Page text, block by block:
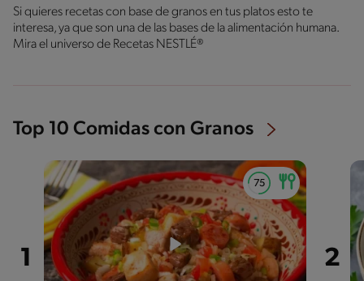
Si quieres recetas con base de granos en tus platos esto te
interesa, ya que son una de las bases de la alimentación humana.
Mira el universo de Recetas NESTLÉ®
Top 10 Comidas con Granos